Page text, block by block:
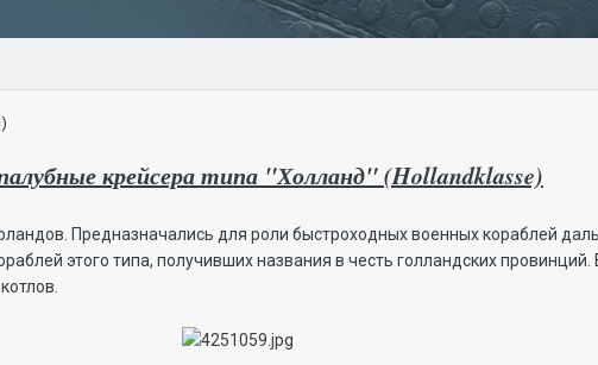
крейсера типа "Холланд" (Hollandklasse)
Предназначались для роли быстроходных военных кораблей
этого типа, получивших названия в честь голландских